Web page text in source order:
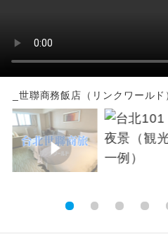
_世聯商務飯店（リンクワールド
す。
【その他諸税追加】
国際観光旅客税
2026/8/8〜2026/9/20
2026/9/21〜 大人（12
供（2歳以上12歳未満）
お部屋食
トラベルイヤ
ホン
周りの音
をじっく
1名様催行
1名様から
す。
2名様催行
す。